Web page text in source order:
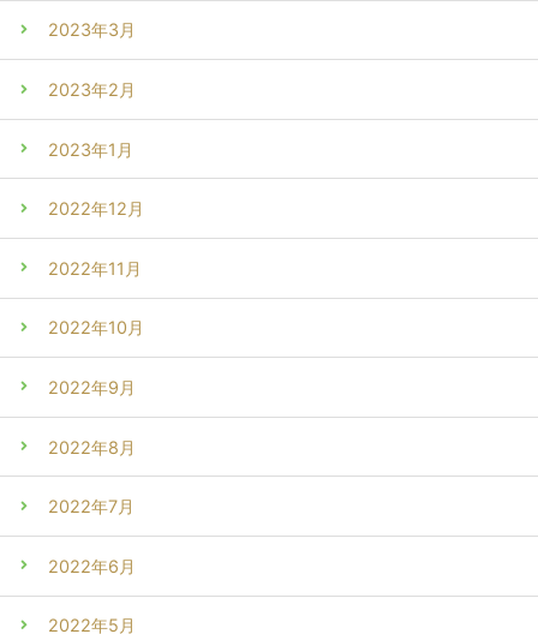
2023年3月
2023年2月
2023年1月
2022年12月
2022年11月
2022年10月
2022年9月
2022年8月
2022年7月
2022年6月
2022年5月